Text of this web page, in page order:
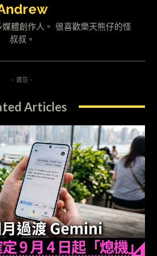
體創作人。 很喜歡樂天熊仔的怪
叔叔。
- 廣告 -
Articles